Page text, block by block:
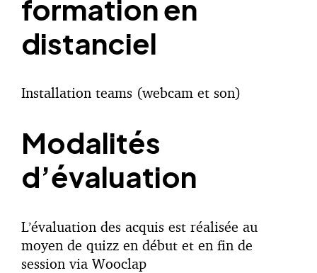
formation en
distanciel
Installation teams (webcam et son)
Modalités
d’évaluation
L’évaluation des acquis est réalisée au
moyen de quizz en début et en fin de
session via Wooclap